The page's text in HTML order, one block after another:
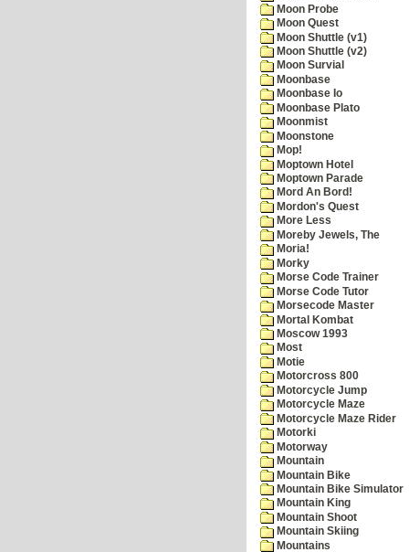
Moon Probe
Moon Quest
Moon Shuttle (v1)
Moon Shuttle (v2)
Moon Survial
Moonbase
Moonbase Io
Moonbase Plato
Moonmist
Moonstone
Mop!
Moptown Hotel
Moptown Parade
Mord An Bord!
Mordon's Quest
More Less
Moreby Jewels, The
Moria!
Morky
Morse Code Trainer
Morse Code Tutor
Morsecode Master
Mortal Kombat
Moscow 1993
Most
Motie
Motorcross 800
Motorcycle Jump
Motorcycle Maze
Motorcycle Maze Rider
Motorki
Motorway
Mountain
Mountain Bike
Mountain Bike Simulator
Mountain King
Mountain Shoot
Mountain Skiing
Mountains